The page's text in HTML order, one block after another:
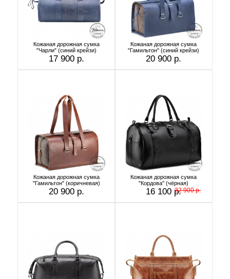
Кожаная дорожная сумка
"Чарли" (синий крейзи)
17 900 р.
Кожаная дорожная сумка
"Гамильтон" (синий крейзи)
20 900 р.
Кожаная дорожная сумка
"Гамильтон" (коричневая)
20 900 р.
Кожаная дорожная сумка
"Кордова" (чёрная)
16 100 р.22 900 р.